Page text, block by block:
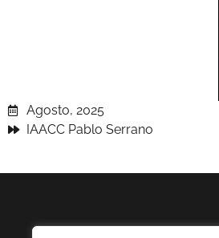
Agosto, 2025
IAACC Pablo Serrano